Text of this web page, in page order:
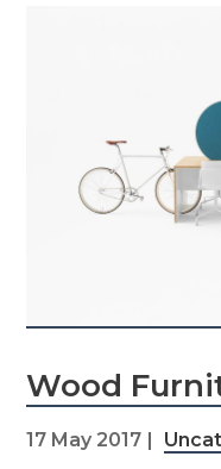
Wood
17 May 2017